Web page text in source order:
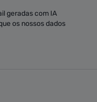
geradas com IA
os nossos dados